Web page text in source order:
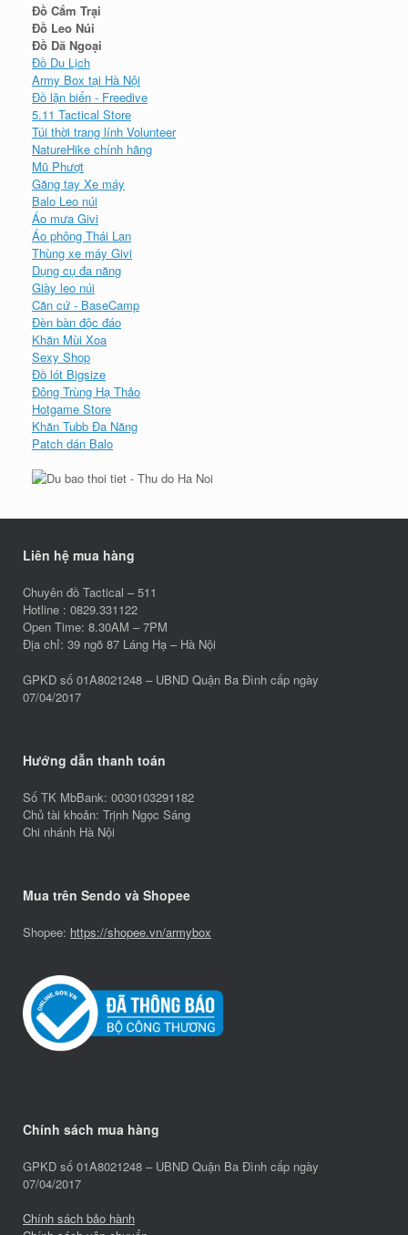
Đồ Cắm Trại
Đồ Leo Núi
Đồ Dã Ngoại
Đồ Du Lịch
Army Box tại Hà Nội
Đồ lặn biển - Freedive
5.11 Tactical Store
Túi thời trang lính Volunteer
NatureHike chính hãng
Mũ Phượt
Găng tay Xe máy
Balo Leo núi
Áo mưa Givi
Áo phông Thái Lan
Thùng xe máy Givi
Dụng cụ đa năng
Giày leo núi
Căn cứ - BaseCamp
Đèn bàn độc đáo
Khăn Mùi Xoa
Sexy Shop
Đồ lót Bigsize
Đông Trùng Hạ Thảo
Hotgame Store
Khăn Tubb Đa Năng
Patch dán Balo
Liên hệ mua hàng
Chuyên đồ Tactical – 511
Hotline : 0829.331122
Open Time: 8.30AM – 7PM
Địa chỉ: 39 ngõ 87 Láng Hạ – Hà Nội
GPKD số 01A8021248 – UBND Quận Ba Đình cấp ngày
07/04/2017
Hướng dẫn thanh toán
Số TK MbBank: 0030103291182
Chủ tài khoản: Trịnh Ngọc Sáng
Chi nhánh Hà Nội
Mua trên Sendo và Shopee
Shopee: https://shopee.vn/armybox
Chính sách mua hàng
GPKD số 01A8021248 – UBND Quận Ba Đình cấp ngày
07/04/2017
Chính sách bảo hành